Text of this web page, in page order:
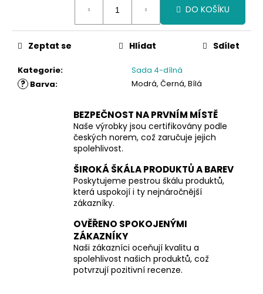
DO KOŠÍKU
Kategorie: Sada 4-dílná
? Barva: Modrá, Černá, Bílá
Zeptat se Hlídat Sdílet
BEZPEČNOST NA PRVNÍM MÍSTĚ
Naše výrobky jsou certifikovány podle
českých norem, což zaručuje jejich
spolehlivost.
ŠIROKÁ ŠKÁLA PRODUKTŮ A BAREV
Poskytujeme pestrou škálu produktů,
která uspokojí i ty nejnáročnější
zákazníky.
OVĚŘENO SPOKOJENÝMI
ZÁKAZNÍKY
Naši zákazníci oceňují kvalitu a
spolehlivost našich produktů, což
potvrzují pozitivní recenze.